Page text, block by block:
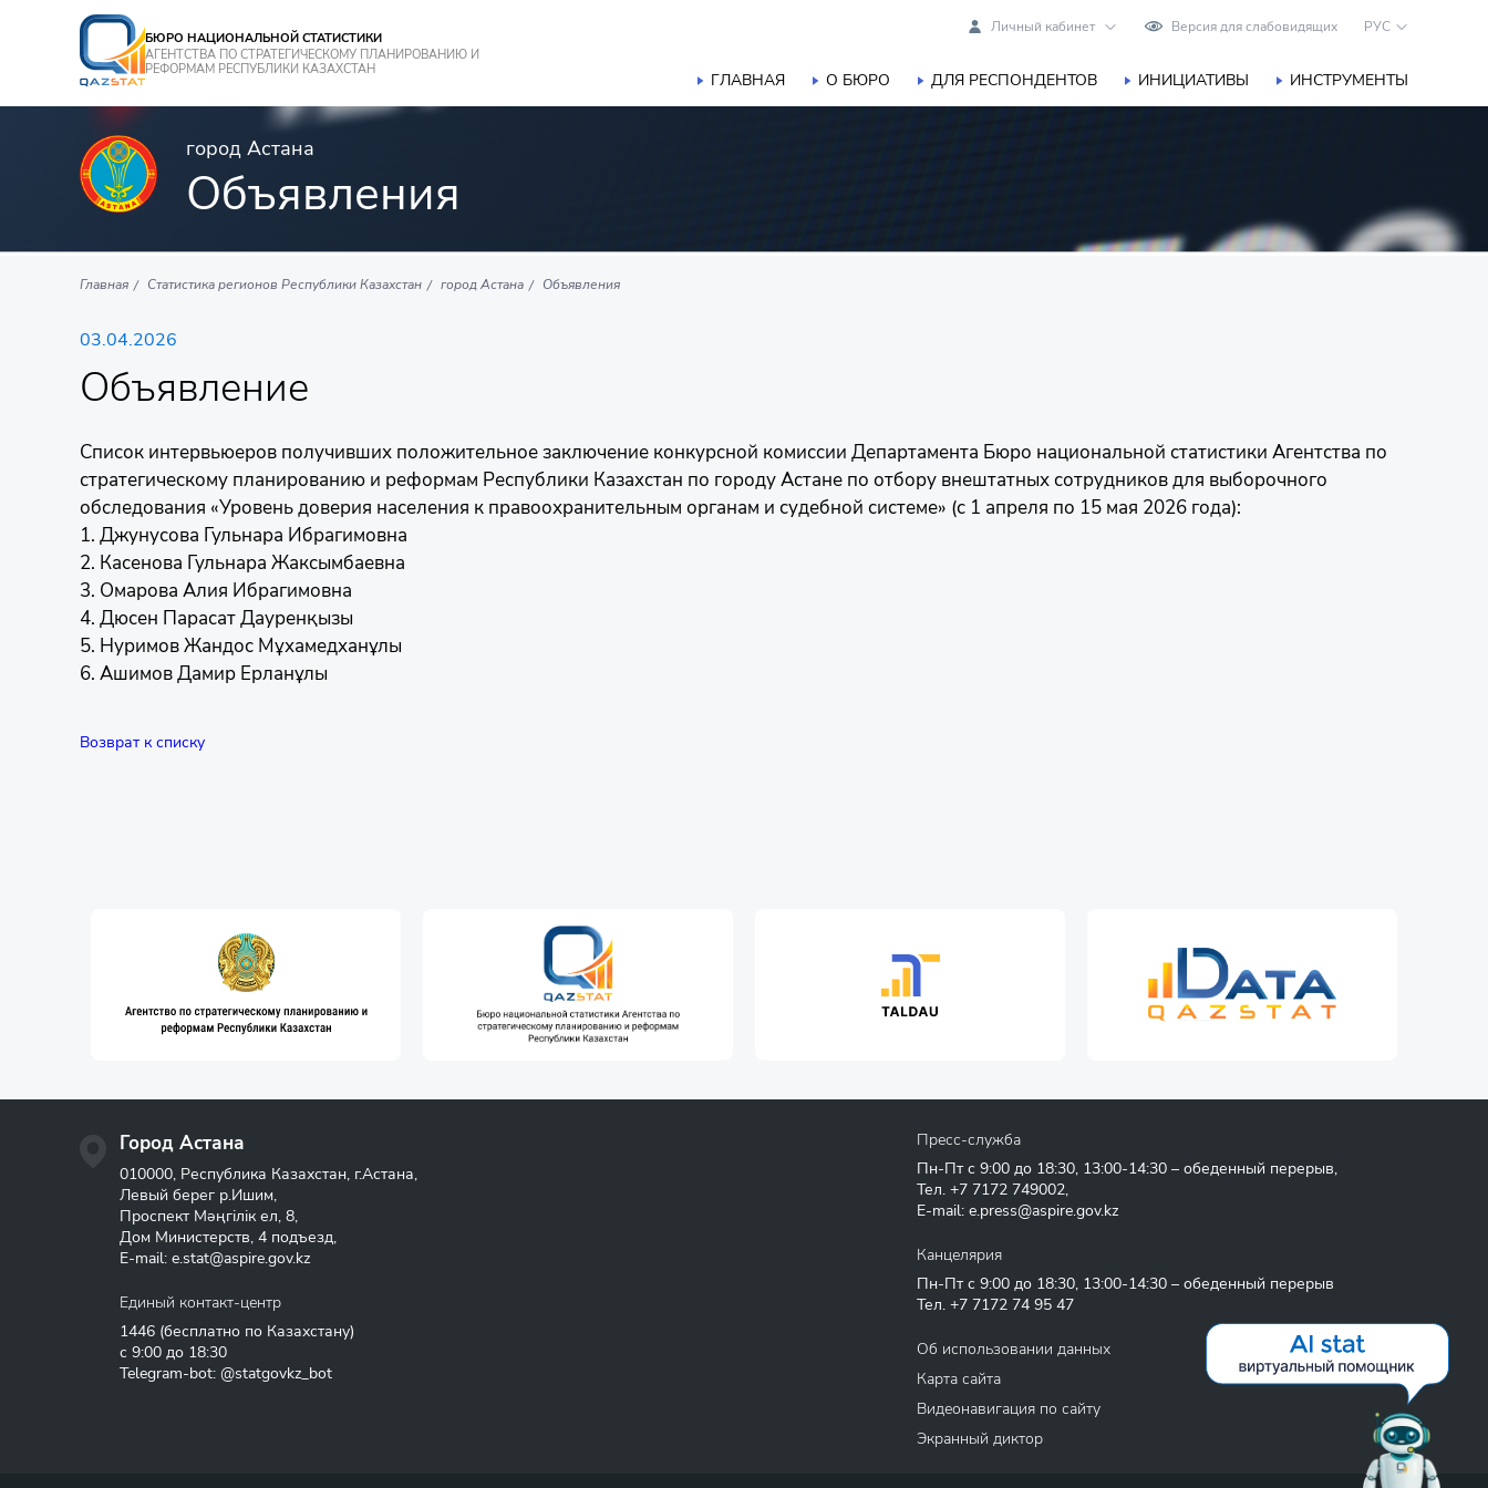
БЮРО НАЦИОНАЛЬНОЙ СТАТИСТИКИ
АГЕНТСТВА ПО СТРАТЕГИЧЕСКОМУ ПЛАНИРОВАНИЮ И
РЕФОРМАМ РЕСПУБЛИКИ КАЗАХСТАН
Личный кабинет Версия для слабовидящих РУС
ГЛАВНАЯ О БЮРО ДЛЯ РЕСПОНДЕНТОВ ИНИЦИАТИВЫ ИНСТРУМЕНТЫ
город Астана
Объявления
Главная Статистика регионов Республики Казахстан город Астана Объявления
03.04.2026
Объявление
Список интервьюеров получивших положительное заключение конкурсной комиссии Департамента Бюро национальной статистики Агентства по
стратегическому планированию и реформам Республики Казахстан по городу Астане по отбору внештатных сотрудников для выборочного
обследования «Уровень доверия населения к правоохранительным органам и судебной системе» (с 1 апреля по 15 мая 2026 года):
1. Джунусова Гульнара Ибрагимовна
2. Касенова Гульнара Жаксымбаевна
3. Омарова Алия Ибрагимовна
4. Дюсен Парасат Дауренқызы
5. Нуримов Жандос Мұхамедханұлы
6. Ашимов Дамир Ерланұлы
Возврат к списку
Город Астана
010000, Республика Казахстан, г.Астана,
Левый берег р.Ишим,
Проспект Мәңгілік ел, 8,
Дом Министерств, 4 подъезд,
E-mail: e.stat@aspire.gov.kz
Единый контакт-центр
1446 (бесплатно по Казахстану)
с 9:00 до 18:30
Telegram-bot: @statgovkz_bot
Пресс-служба
Пн-Пт с 9:00 до 18:30, 13:00-14:30 – обеденный перерыв,
Тел. +7 7172 749002,
E-mail: e.press@aspire.gov.kz
Канцелярия
Пн-Пт с 9:00 до 18:30, 13:00-14:30 – обеденный перерыв
Тел. +7 7172 74 95 47
Об использовании данных
Карта сайта
Видеонавигация по сайту
Экранный диктор